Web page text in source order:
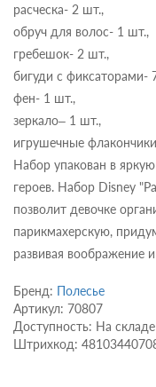
расческа- 2 шт.,
обруч для волос- 1 шт.,
гребешок- 2 шт.,
бигуди с фиксаторами-
фен- 1 шт.,
зеркало– 1 шт.,
игрушечные
Набор упакован в
героев. Набор Disney
позволит девочке
парикмахерскую,
развивая воображение
Бренд: Полесье
Артикул: 70807
Доступность: На складе
Штрихкод: